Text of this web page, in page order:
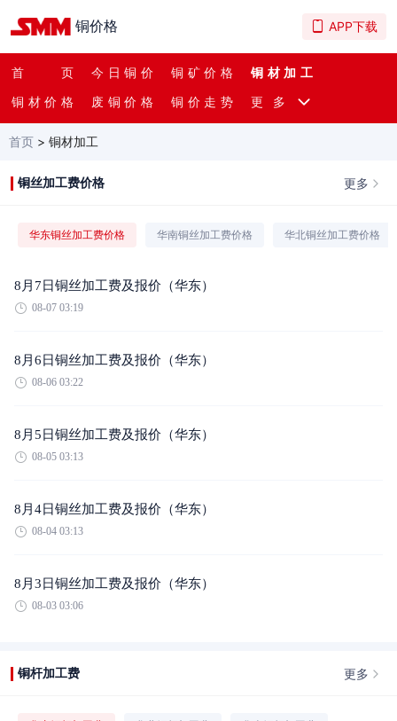
铜价格 APP下载
首页 今日铜价 铜矿价格 铜材加工
铜材价格 废铜价格 铜价走势 更多
首页 > 铜材加工
铜丝加工费价格 更多
华东铜丝加工费价格 华南铜丝加工费价格 华北铜丝加工费价格
8月7日铜丝加工费及报价（华东）
08-07 03:19
8月6日铜丝加工费及报价（华东）
08-06 03:22
8月5日铜丝加工费及报价（华东）
08-05 03:13
8月4日铜丝加工费及报价（华东）
08-04 03:13
8月3日铜丝加工费及报价（华东）
08-03 03:06
铜杆加工费 更多